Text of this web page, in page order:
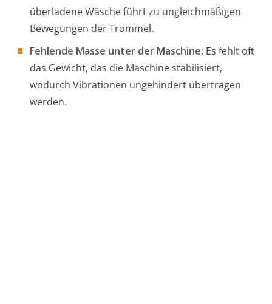
überladene Wäsche führt zu ungleichmäßigen
Bewegungen der Trommel.
Fehlende Masse unter der Maschine: Es fehlt oft
das Gewicht, das die Maschine stabilisiert,
wodurch Vibrationen ungehindert übertragen
werden.